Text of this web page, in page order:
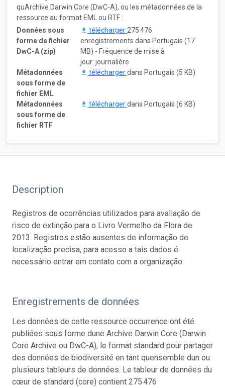
quArchive Darwin Core (DwC-A), ou les métadonnées de la
ressource au format EML ou RTF :
Données sous
forme de fichier
DwC-A (zip)
télécharger 275 476
enregistrements dans Portugais (17
MB) - Fréquence de mise à
jour: journalière
Métadonnées
sous forme de
fichier EML
téléchargerdans Portugais (5 KB)
Métadonnées
sous forme de
fichier RTF
téléchargerdans Portugais (6 KB)
Description
Registros de ocorrências utilizados para avaliação de
risco de extinção para o Livro Vermelho da Flora de
2013. Registros estão ausentes de informação de
localização precisa, para acesso a tais dados é
necessário entrar em contato com a organização.
Enregistrements de données
Les données de cette ressource occurrence ont été
publiées sous forme dune Archive Darwin Core (Darwin
Core Archive ou DwC-A), le format standard pour partager
des données de biodiversité en tant quensemble dun ou
plusieurs tableurs de données. Le tableur de données du
cœur de standard (core) contient 275 476